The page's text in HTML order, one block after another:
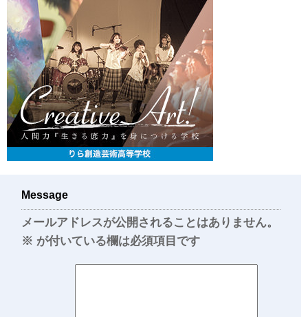
Message
メールアドレスが公開されることはありません。
※ が付いている欄は必須項目です